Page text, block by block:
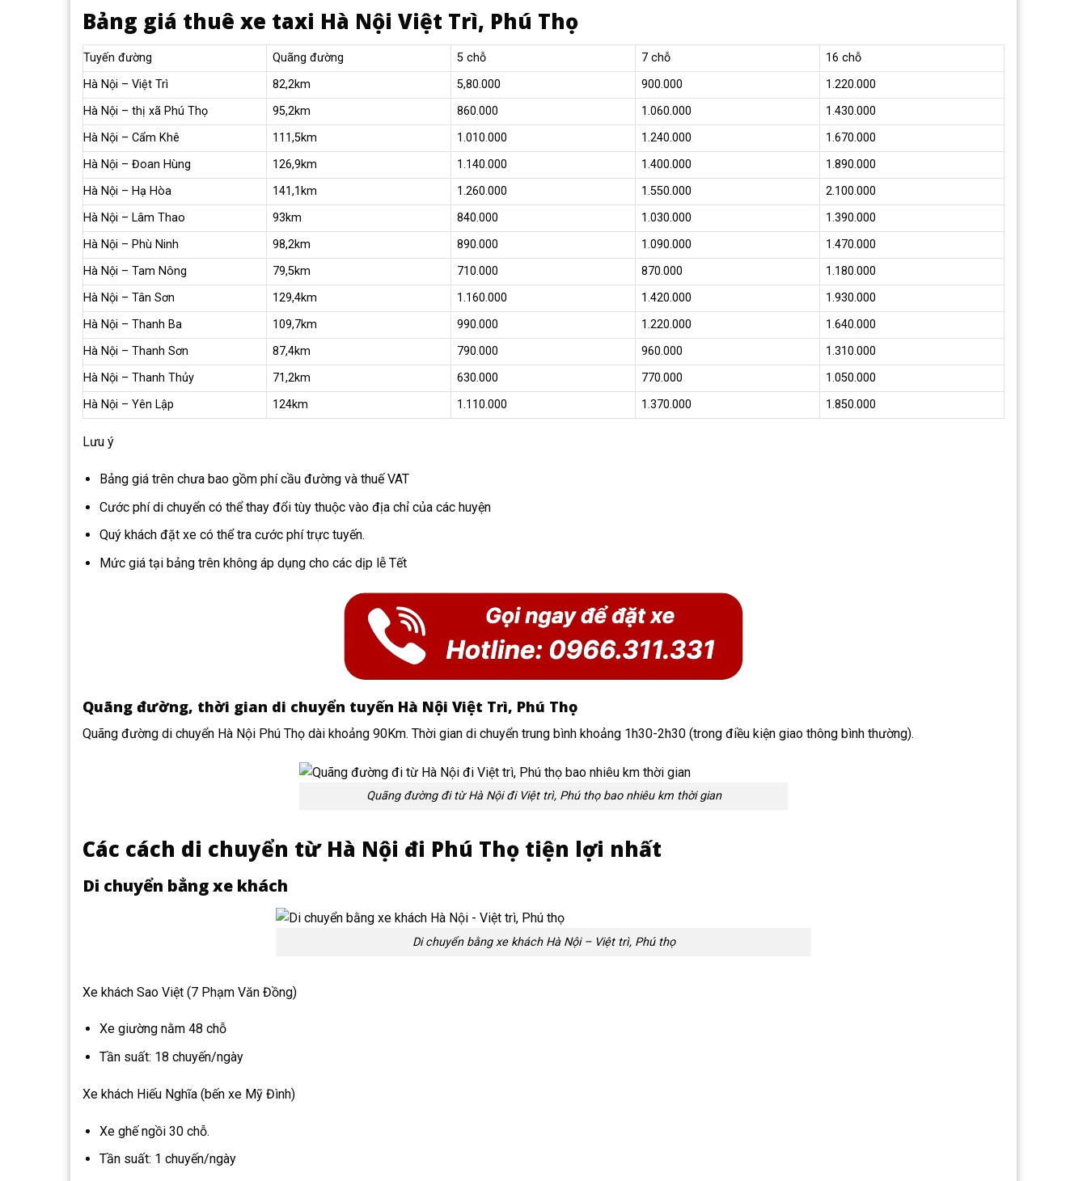
Bảng giá thuê xe taxi Hà Nội Việt Trì, Phú Thọ
Tuyến đường Quãng đường 5 chỗ 7 chỗ
16 chỗ
Hà Nội – Việt Trì
82,2km 5,80.000 900.000
1.220.000
Hà Nội – thị xã Phú Thọ
95,2km 860.000 1.060.000
1.430.000
Hà Nội – Cẩm Khê
111,5km 1.010.000 1.240.000
1.670.000
Hà Nội – Đoan Hùng
126,9km 1.140.000 1.400.000
1.890.000
Hà Nội – Hạ Hòa
141,1km 1.260.000 1.550.000
2.100.000
Hà Nội – Lâm Thao
93km 840.000 1.030.000
1.390.000
Hà Nội – Phù Ninh
98,2km 890.000 1.090.000
1.470.000
Hà Nội – Tam Nông
79,5km 710.000 870.000
1.180.000
Hà Nội – Tân Sơn
129,4km 1.160.000 1.420.000
1.930.000
Hà Nội – Thanh Ba
109,7km 990.000 1.220.000
1.640.000
Hà Nội – Thanh Sơn
87,4km 790.000 960.000
1.310.000
Hà Nội – Thanh Thủy
71,2km 630.000 770.000
1.050.000
Hà Nội – Yên Lập
124km 1.110.000 1.370.000 1.850.000
Lưu ý
Bảng giá trên chưa bao gồm phí cầu đường và thuế VAT
Cước phí di chuyển có thể thay đổi tùy thuộc vào địa chỉ của các huyện
Quý khách đặt xe có thể tra cước phí trực tuyến.
Mức giá tại bảng trên không áp dụng cho các dịp lễ Tết
Quãng đường, thời gian di chuyển tuyến Hà Nội Việt Trì, Phú Thọ
Quãng đường di chuyển Hà Nội Phú Thọ dài khoảng 90Km. Thời gian di chuyển trung bình khoảng 1h30-2h30 (trong điều kiện giao thông bình thường).
Quãng đường đi từ Hà Nội đi Việt trì, Phú thọ bao nhiêu km thời gian
Các cách di chuyển từ Hà Nội đi Phú Thọ tiện lợi nhất
Di chuyển bẳng xe khách
Di chuyển bằng xe khách Hà Nội – Việt trì, Phú thọ
Xe khách Sao Việt (7 Phạm Văn Đồng)
Xe giường nằm 48 chỗ
Tần suất: 18 chuyến/ngày
Xe khách Hiếu Nghĩa (bến xe Mỹ Đình)
Xe ghế ngồi 30 chỗ.
Tần suất: 1 chuyến/ngày